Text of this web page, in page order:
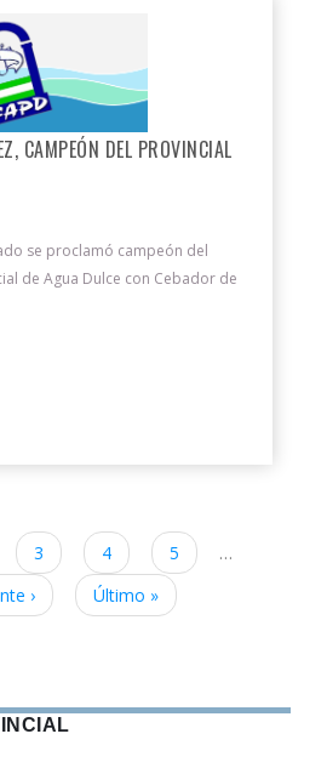
CAMPEÓN DEL PROVINCIAL
se proclamó campeón del
de Agua Dulce con Cebador de
Page
3 Page
4 Page
5
…
›
Última
página
Último »